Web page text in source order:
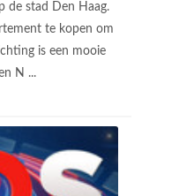
de stad Den Haag.
te kopen om
is een mooie
N ...